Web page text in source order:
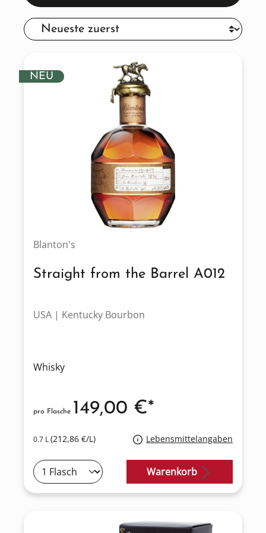
NEU
Blanton's
Straight from the Barrel A012
USA | Kentucky Bourbon
Whisky
0.7 L(212,86 €/L) Lebensmittelangaben
pro Flasche 149,00 €*
Warenkorb